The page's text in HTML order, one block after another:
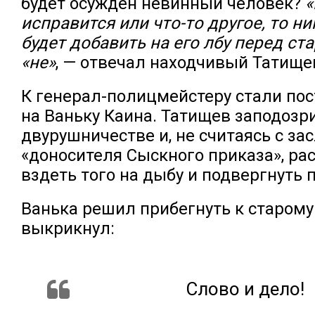
исправится или что-то другое, то
будет добавить на его лбу перед
«не», — отвечал находчивый
К генерал-полицмейстеру стали
на Ваньку Каина. Татищев
двурушничестве и, не считаясь с
«доносителя Сыскного приказа»,
вздеть того на дыбу и подвергнуть
Ванька решил прибегнуть к
выкрикнул:
Слово и дело!